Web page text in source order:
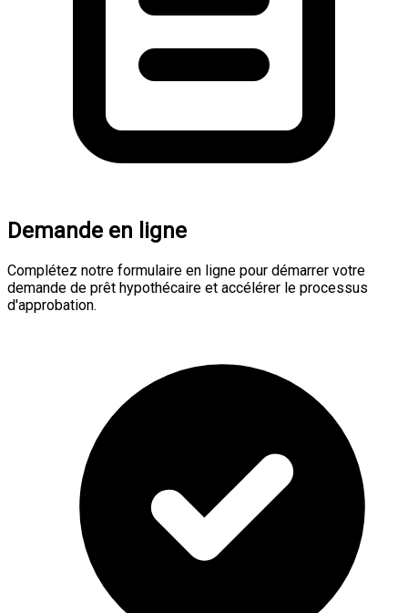
Demande en ligne
Complétez notre formulaire en ligne pour démarrer votre
demande de prêt hypothécaire et accélérer le processus
d'approbation.